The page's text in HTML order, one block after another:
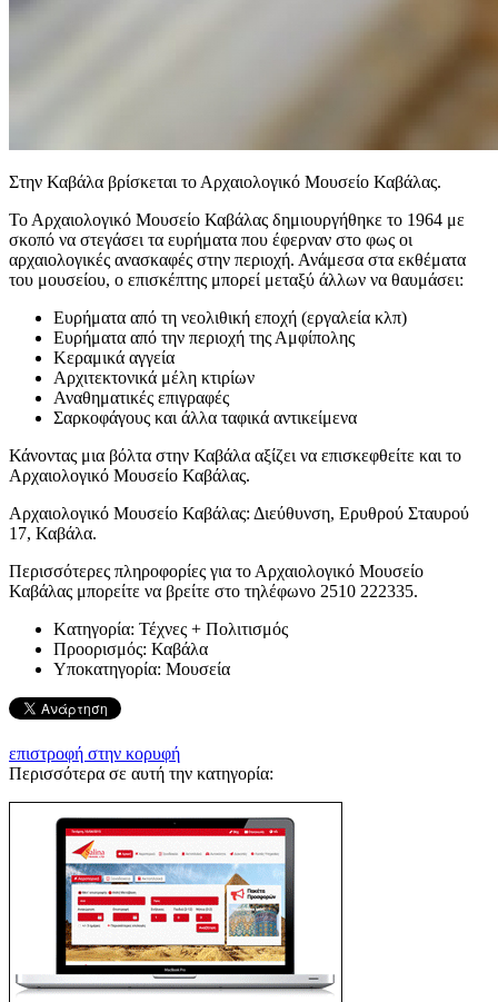
Στην Καβάλα βρίσκεται το Αρχαιολογικό Μουσείο Καβάλας.
Το Αρχαιολογικό Μουσείο Καβάλας δημιουργήθηκε το 1964 με
σκοπό να στεγάσει τα ευρήματα που έφερναν στο φως οι
αρχαιολογικές ανασκαφές στην περιοχή. Ανάμεσα στα εκθέματα
του μουσείου, ο επισκέπτης μπορεί μεταξύ άλλων να θαυμάσει:
Ευρήματα από τη νεολιθική εποχή (εργαλεία κλπ)
Ευρήματα από την περιοχή της Αμφίπολης
Κεραμικά αγγεία
Αρχιτεκτονικά μέλη κτιρίων
Αναθηματικές επιγραφές
Σαρκοφάγους και άλλα ταφικά αντικείμενα
Κάνοντας μια βόλτα στην Καβάλα αξίζει να επισκεφθείτε και το
Αρχαιολογικό Μουσείο Καβάλας.
Αρχαιολογικό Μουσείο Καβάλας: Διεύθυνση, Ερυθρού Σταυρού
17, Καβάλα.
Περισσότερες πληροφορίες για το Αρχαιολογικό Μουσείο
Καβάλας μπορείτε να βρείτε στο τηλέφωνο 2510 222335.
Kατηγορία: Τέχνες + Πολιτισμός
Προορισμός: Καβάλα
Υποκατηγορία: Μουσεία
επιστροφή στην κορυφή
Περισσότερα σε αυτή την κατηγορία: